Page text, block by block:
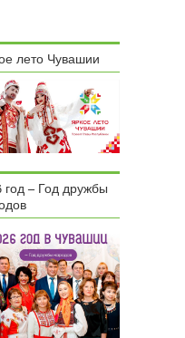
лето Чувашии
год – Год дружбы